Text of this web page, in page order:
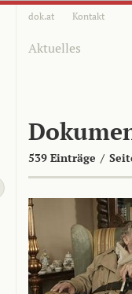
dok.at Kontakt
Aktuelles
539 Einträge /